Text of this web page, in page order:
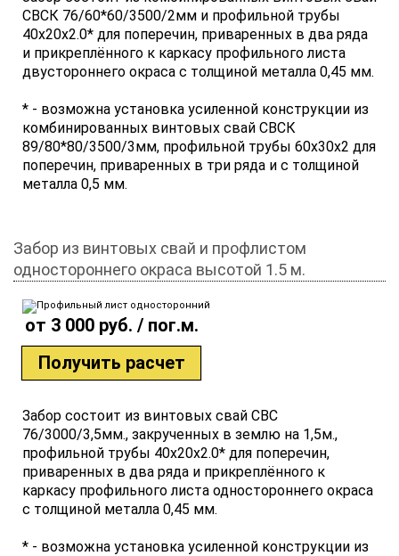
СВСК 76/60*60/3500/2мм и профильной трубы
40x20x2.0* для поперечин, приваренных в два ряда
и прикреплённого к каркасу профильного листа
двустороннего окраса с толщиной металла 0,45 мм.
* - возможна установка усиленной конструкции из
комбинированных винтовых свай СВСК
89/80*80/3500/3мм, профильной трубы 60х30х2 для
поперечин, приваренных в три ряда и с толщиной
металла 0,5 мм.
Забор из винтовых свай и профлистом
одностороннего окраса высотой 1.5 м.
от 3 000 руб. / пог.м.
Получить расчет
Забор состоит из винтовых свай СВС
76/3000/3,5мм., закрученных в землю на 1,5м.,
профильной трубы 40x20x2.0* для поперечин,
приваренных в два ряда и прикреплённого к
каркасу профильного листа одностороннего окраса
с толщиной металла 0,45 мм.
* - возможна установка усиленной конструкции из